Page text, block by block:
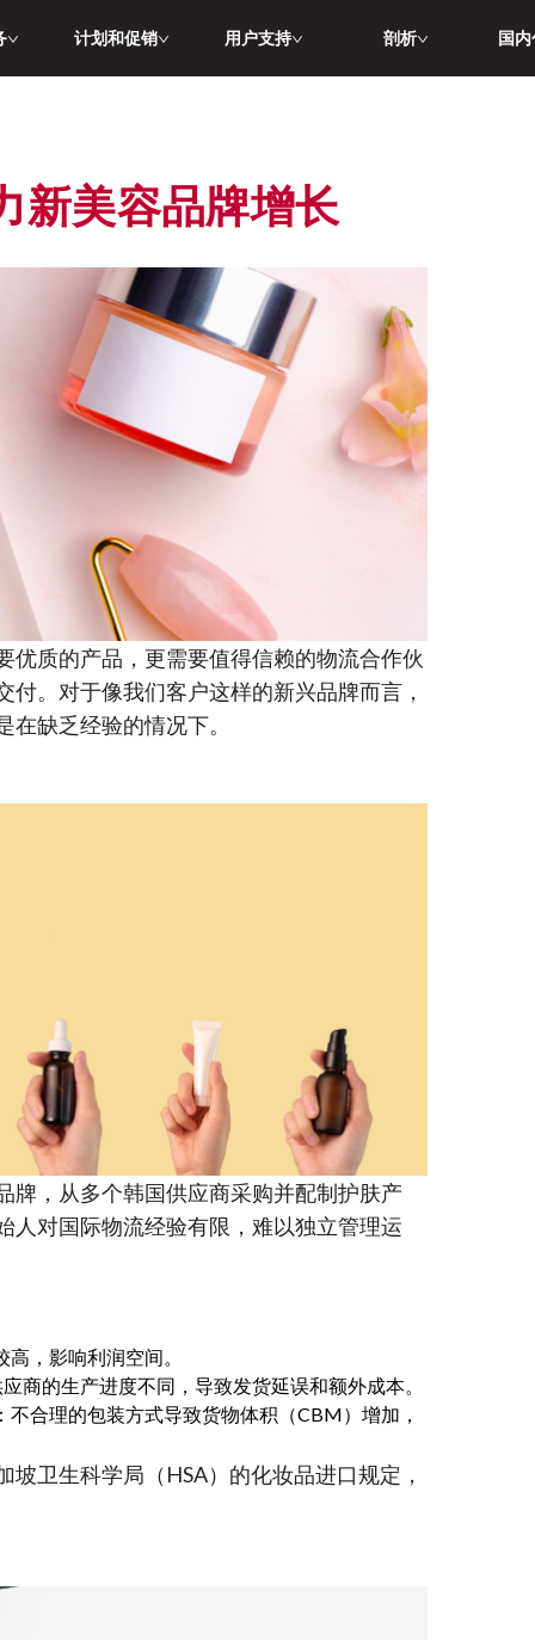
计划和促销 用户支持 剖析 国
新美容品牌增长
优质的产品，更需要值得信赖的物流合作伙
付。对于像我们客户这样的新兴品牌而言，
缺乏经验的情况下。
牌，从多个韩国供应商采购并配制护肤产
人对国际物流经验有限，难以独立管理运
，影响利润空间。
商的生产进度不同，导致发货延误和额外成本。
不合理的包装方式导致货物体积（CBM）增加，
坡卫生科学局（HSA）的化妆品进口规定，